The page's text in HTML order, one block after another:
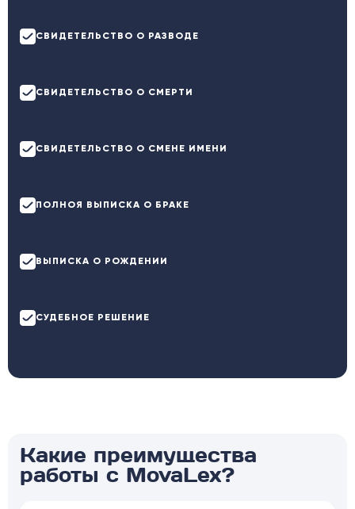
СВИДЕТЕЛЬСТВО О РАЗВОДЕ
СВИДЕТЕЛЬСТВО О СМЕРТИ
СВИДЕТЕЛЬСТВО О СМЕНЕ ИМЕНИ
ПОЛНОЯ ВЫПИСКА О БРАКЕ
ВЫПИСКА О РОЖДЕНИИ
СУДЕБНОЕ РЕШЕНИЕ
Какие преимущества
работы с MovaLex?